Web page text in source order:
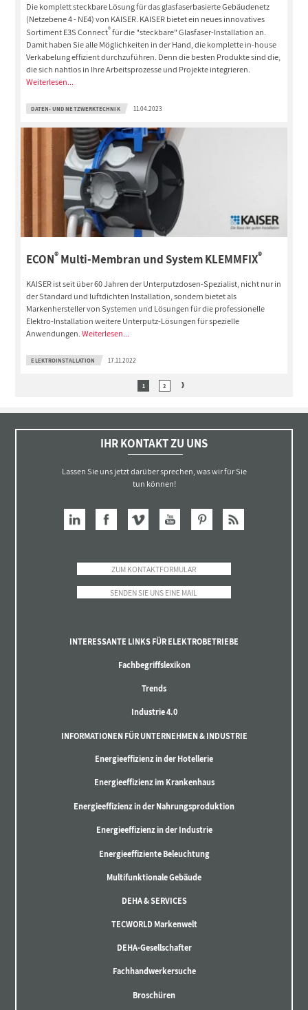
Die komplett steckbare Lösung für das glasfaserbasierte Gebäudenetz
(Netzebene 4 - NE4) von KAISER. KAISER bietet ein neues innovatives
Sortiment E3S Connect®für die "steckbare" Glasfaser-Installation an.
Damit haben Sie alle Möglichkeiten in der Hand, die komplette in-house
Verkabelung effizient durchzuführen. Denn die besten Produkte sind die,
die sich nahtlos in Ihre Arbeitsprozesse und Projekte integrieren.
Weiterlesen...
DATEN- UND NETZWERKTECHNIK 11.04.2023
ECON®Multi-Membran und System KLEMMFIX®
KAISER ist seit über 60 Jahren der Unterputzdosen-Spezialist, nicht nur in
der Standard und luftdichten Installation, sondern bietet als
Markenhersteller von Systemen und Lösungen für die professionelle
Elektro-Installation weitere Unterputz-Lösungen für spezielle
Anwendungen.Weiterlesen...
ELEKTROINSTALLATION 17.11.2022
1 2
IHR KONTAKT ZU UNS
Lassen Sie uns jetzt darüber sprechen, was wir für Sie
tun können!
ZUM KONTAKTFORMULAR
SENDEN SIE UNS EINE MAIL
INTERESSANTE LINKS FÜR ELEKTROBETRIEBE
Fachbegriffslexikon
Trends
Industrie 4.0
INFORMATIONEN FÜR UNTERNEHMEN & INDUSTRIE
Energieeffizienz in der Hotellerie
Energieeffizienz im Krankenhaus
Energieeffizienz in der Nahrungsproduktion
Energieeffizienz in der Industrie
Energieeffiziente Beleuchtung
Multifunktionale Gebäude
DEHA & SERVICES
TECWORLD Markenwelt
DEHA-Gesellschafter
Fachhandwerkersuche
Broschüren